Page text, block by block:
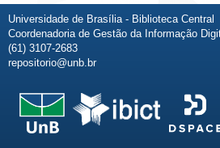
Universidade de Brasília - Biblioteca Central
Coordenadoria de Gestão da Informação
(61) 3107-2683
repositorio@unb.br